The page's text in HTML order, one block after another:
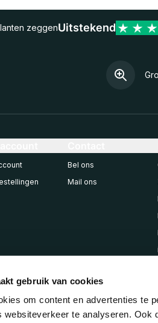
gebruik van cookies
om content en advertenties te
websiteverkeer te analyseren.
zeggenUitstekend
Bel ons
Mail ons